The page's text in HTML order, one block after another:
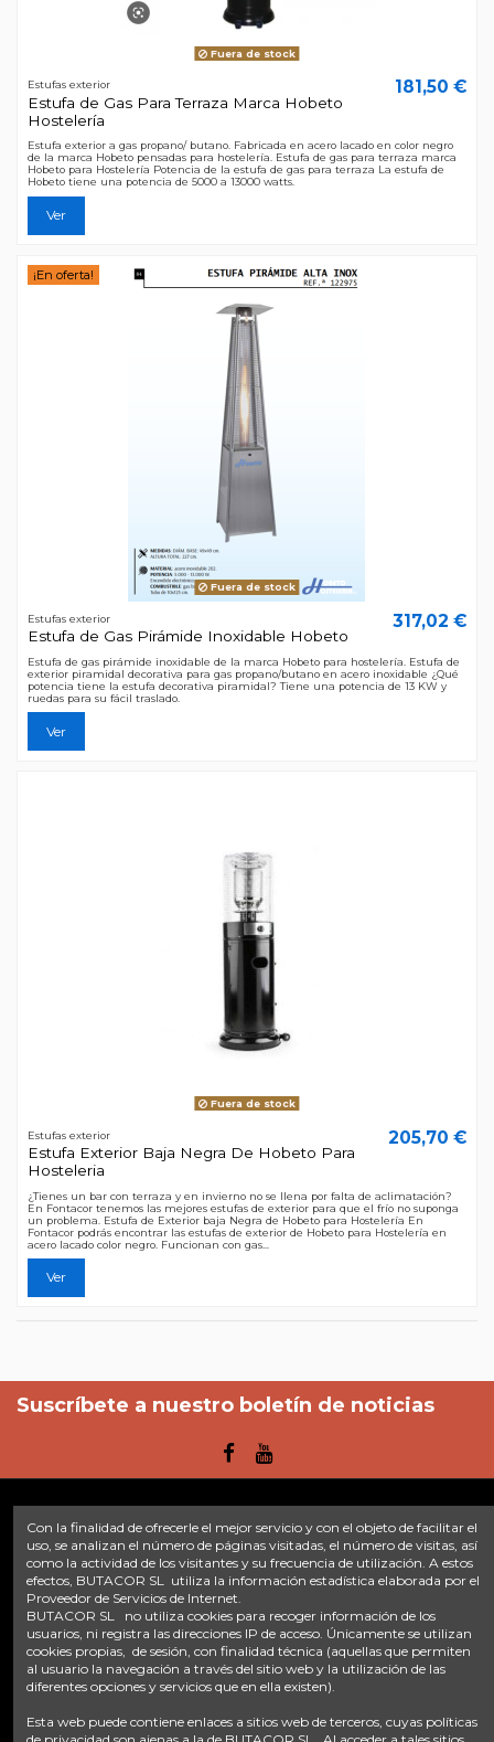
Fuera de stock
Estufas exterior
Estufa de Gas Para Terraza Marca Hobeto
Hostelería
181,50 €
Estufa exterior a gas propano/ butano. Fabricada en acero lacado en color negro
de la marca Hobeto pensadas para hostelería. Estufa de gas para terraza marca
Hobeto para Hostelería Potencia de la estufa de gas para terraza La estufa de
Hobeto tiene una potencia de 5000 a 13000 watts.
Ver
¡En oferta!
Fuera de stock
Estufas exterior
Estufa de Gas Pirámide Inoxidable Hobeto
317,02 €
Estufa de gas pirámide inoxidable de la marca Hobeto para hostelería. Estufa de
exterior piramidal decorativa para gas propano/butano en acero inoxidable ¿Qué
potencia tiene la estufa decorativa piramidal? Tiene una potencia de 13 KW y
ruedas para su fácil traslado.
Ver
Fuera de stock
Estufas exterior
Estufa Exterior Baja Negra De Hobeto Para
Hosteleria
205,70 €
¿Tienes un bar con terraza y en invierno no se llena por falta de aclimatación?
En Fontacor tenemos las mejores estufas de exterior para que el frío no suponga
un problema. Estufa de Exterior baja Negra de Hobeto para Hostelería En
Fontacor podrás encontrar las estufas de exterior de Hobeto para Hostelería en
acero lacado color negro. Funcionan con gas...
Ver
Suscríbete a nuestro boletín de noticias
Enlaces
Inicio Sobre nosotros Contacte con nosotros
Aviso legal
Política de privacidad
Tratamiento de datos
Términos y condiciones
Plazos de envío
Contáctanos
638 28 57 85
info@fontacor.com
Con la finalidad de ofrecerle el mejor servicio y con el objeto de facilitar el
uso, se analizan el número de páginas visitadas, el número de visitas, así
como la actividad de los visitantes y su frecuencia de utilización. A estos
efectos, BUTACOR SL utiliza la información estadística elaborada por el
Proveedor de Servicios de Internet.
BUTACOR SL no utiliza cookies para recoger información de los
usuarios, ni registra las direcciones IP de acceso. Únicamente se utilizan
cookies propias, de sesión, con finalidad técnica (aquellas que permiten
al usuario la navegación a través del sitio web y la utilización de las
diferentes opciones y servicios que en ella existen).
Esta web puede contiene enlaces a sitios web de terceros, cuyas políticas